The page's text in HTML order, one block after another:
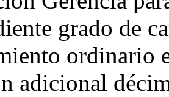
grado de
ordinario
adicional